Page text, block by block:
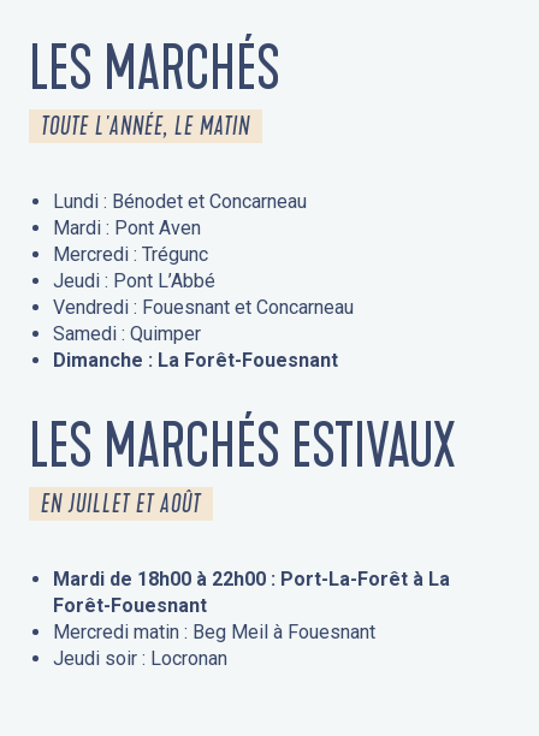
LES MARCHÉS
TOUTE L'ANNÉE, LE MATIN
Lundi : Bénodet et Concarneau
Mardi : Pont Aven
Mercredi : Trégunc
Jeudi : Pont L’Abbé
Vendredi : Fouesnant et Concarneau
Samedi : Quimper
Dimanche : La Forêt-Fouesnant
LES MARCHÉS ESTIVAUX
EN JUILLET ET AOÛT
Mardi de 18h00 à 22h00 : Port-La-Forêt à La
Forêt-Fouesnant
Mercredi matin : Beg Meil à Fouesnant
Jeudi soir : Locronan